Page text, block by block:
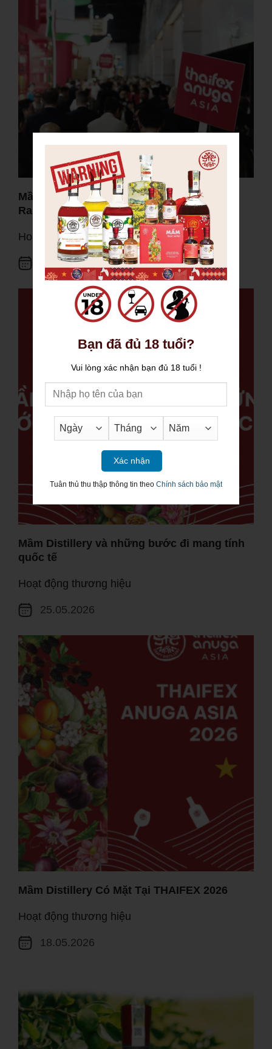
Bạn đã đủ 18 tuổi?
Vui lòng xác nhận bạn đủ 18 tuổi !
Xác nhận
Tuân thủ thu thập thông tin theo Chính sách bảo mật
Hoạt động thương hiệu
Mầm Distillery Thành Công Trong Lần Đầu
Ra Mắt THAIFEX 2026
01.06.2026
Hoạt động thương hiệu
Mầm Distillery và những bước đi mang tính
quốc tế
25.05.2026
Hoạt động thương hiệu
Mầm Distillery Có Mặt Tại THAIFEX 2026
18.05.2026